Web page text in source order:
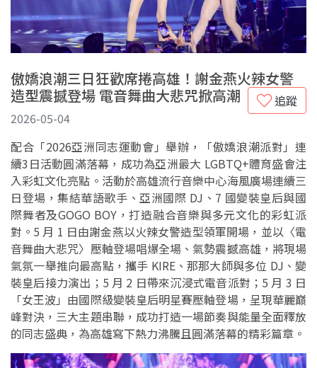
傲嬌浪潮三日狂歡席捲高雄！謝金燕火辣女警
造型震撼登場 電音舞曲大悲咒掀高潮
追蹤
2026-05-04
配合「2026亞洲同志運動會」舉辦，「傲嬌浪潮派對」連
續3日活動圓滿落幕，成功為亞洲最大 LGBTQ+體育盛會注
入彩虹文化亮點。活動於高雄流行音樂中心海風廣場連續三
日登場，集結華語歌手、亞洲國際 DJ、7 國變裝皇后與國
際舞者及GOGO BOY，打造融合音樂與多元文化的彩虹派
對。5 月 1 日由謝金燕以火辣女警造型領軍開場，並以〈電
音舞曲大悲咒〉壓軸登場唱爆全場、氣勢震撼高雄，將現場
氣氛一舉推向最高點，攜手 KIRE、那那大師與多位 DJ、變
裝皇后接力演出；5 月 2 日帶來沉浸式電音派對；5 月 3 日
「女王波」由國際級變裝皇后明星賽壓軸登場，呈現華麗巔
峰對決，三大主題串聯，成功打造一場節奏與能量全面釋放
的同志盛典，為高雄寫下熱力沸騰且圓滿落幕的精彩篇章。